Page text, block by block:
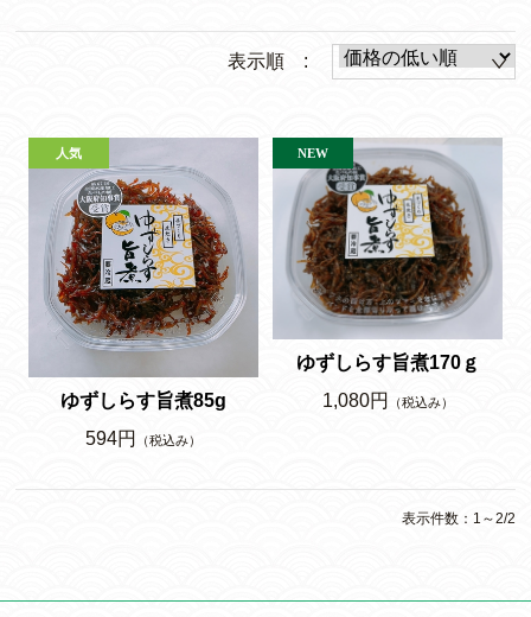
表示順 :
ゆずしらす旨煮85g
594円
（税込み）
ゆずしらす旨煮170ｇ
1,080円
（税込み）
表示件数：1～2/2